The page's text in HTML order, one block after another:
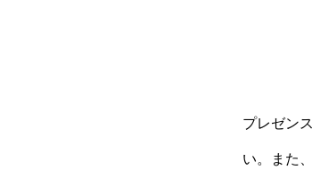
プレゼン
い。また